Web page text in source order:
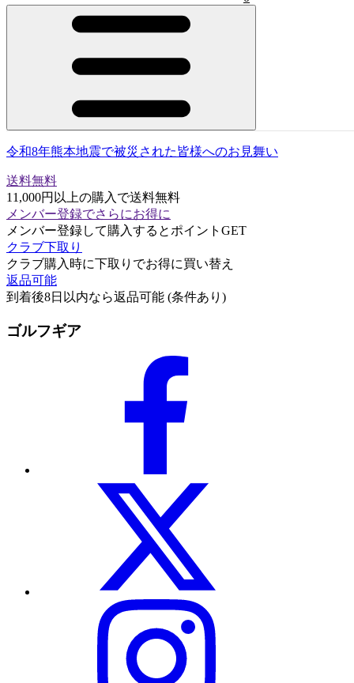
令和8年熊本地震で被災された皆様へのお見舞い
送料無料
11,000円以上の購入で送料無料
メンバー登録でさらにお得に
メンバー登録して購入するとポイントGET
クラブ下取り
クラブ購入時に下取りでお得に買い替え
返品可能
到着後8日以内なら返品可能 (条件あり)
ゴルフギア